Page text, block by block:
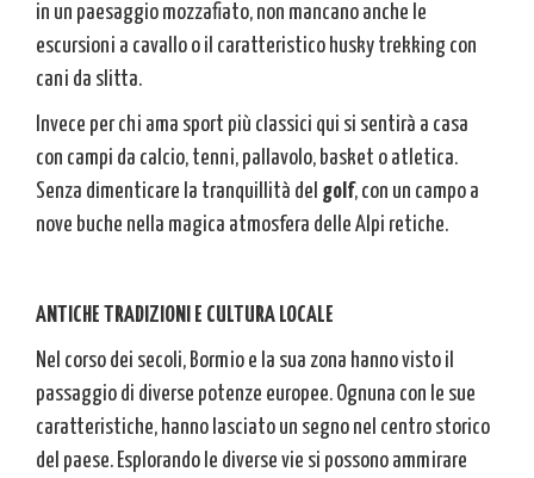
in un paesaggio mozzafiato, non mancano anche le
escursioni a cavallo o il caratteristico husky trekking con
cani da slitta.
Invece per chi ama sport più classici qui si sentirà a casa
con campi da calcio, tenni, pallavolo, basket o atletica.
Senza dimenticare la tranquillità del golf, con un campo a
nove buche nella magica atmosfera delle Alpi retiche.
ANTICHE TRADIZIONI E CULTURA LOCALE
Nel corso dei secoli, Bormio e la sua zona hanno visto il
passaggio di diverse potenze europee. Ognuna con le sue
caratteristiche, hanno lasciato un segno nel centro storico
del paese. Esplorando le diverse vie si possono ammirare